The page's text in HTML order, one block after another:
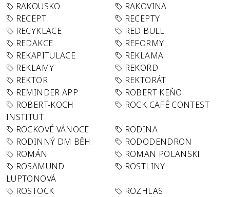
RAKOUSKO
RAKOVINA
RECEPT
RECEPTY
RECYKLACE
RED BULL
REDAKCE
REFORMY
REKAPITULACE
REKLAMA
REKLAMY
REKORD
REKTOR
REKTORÁT
REMINDER APP
ROBERT KEŇO
ROBERT-KOCH
INSTITUT
ROCK CAFÉ CONTEST
ROCKOVÉ VÁNOCE
RODINA
RODINNÝ DM BĚH
RODODENDRON
ROMÁN
ROMAN POLANSKI
ROSAMUND
LUPTONOVÁ
ROSTLINY
ROSTOCK
ROZHLAS